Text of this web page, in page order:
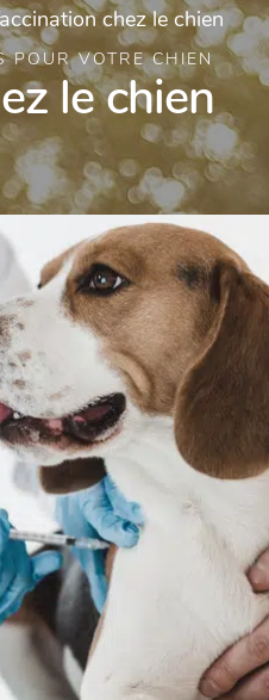
chez le chien
POUR VOTRE CHIEN
le chien